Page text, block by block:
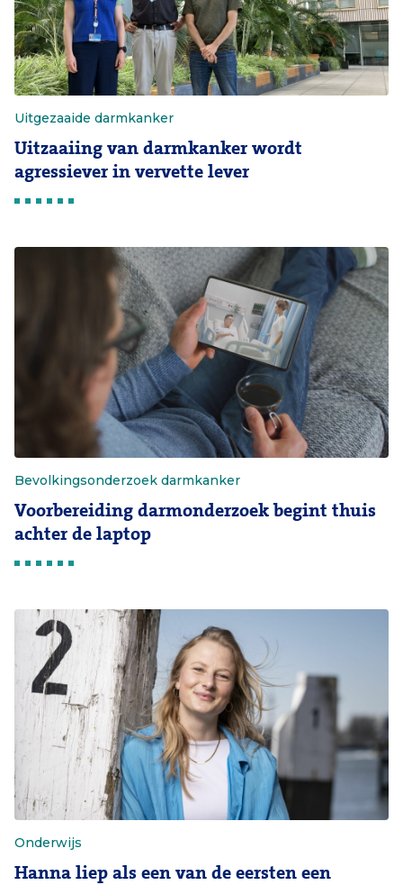
Uitgezaaide darmkanker
Uitzaaiing van darmkanker wordt
agressiever in vervette lever
Bevolkingsonderzoek darmkanker
Voorbereiding darmonderzoek begint thuis
achter de laptop
Onderwijs
Hanna liep als een van de eersten een